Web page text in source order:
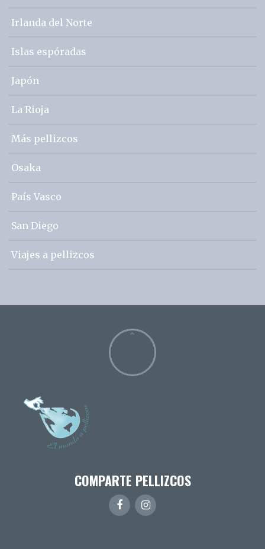
Irlanda del Norte
Islas espóradas
Japón
La Rioja
Más pellizcos
Osaka
País Vasco
San Diego
Viajes a pellizcos
COMPARTE PELLIZCOS